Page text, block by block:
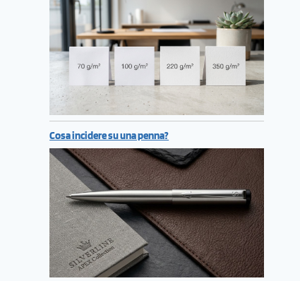
Cosa incidere su una penna?